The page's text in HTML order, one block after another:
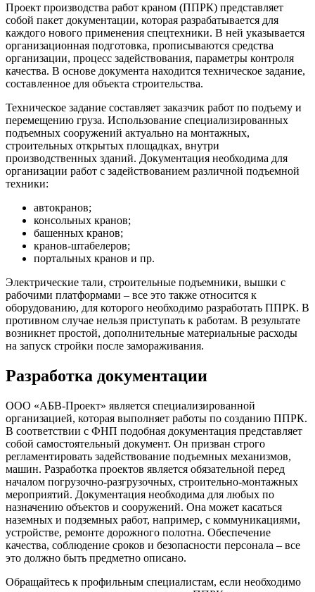
Проект производства работ краном (ППРК) представляет
собой пакет документации, которая разрабатывается для
каждого нового применения спецтехники. В ней указывается
организационная подготовка, прописываются средства
организации, процесс задействования, параметры контроля
качества. В основе документа находится техническое задание,
составленное для объекта строительства.
Техническое задание составляет заказчик работ по подъему и
перемещению груза. Использование специализированных
подъемных сооружений актуально на монтажных,
строительных открытых площадках, внутри
производственных зданий. Документация необходима для
организации работ с задействованием различной подъемной
техники:
автокранов;
консольных кранов;
башенных кранов;
кранов-штабелеров;
портальных кранов и пр.
Электрические тали, строительные подъемники, вышки с
рабочими платформами – все это также относится к
оборудованию, для которого необходимо разработать ППРК. В
противном случае нельзя приступать к работам. В результате
возникнет простой, дополнительные материальные расходы
на запуск стройки после замораживания.
Разработка документации
ООО «АБВ-Проект» является специализированной
организацией, которая выполняет работы по созданию ППРК.
В соответствии с ФНП подобная документация представляет
собой самостоятельный документ. Он призван строго
регламентировать задействование подъемных механизмов,
машин. Разработка проектов является обязательной перед
началом погрузочно-разгрузочных, строительно-монтажных
мероприятий. Документация необходима для любых по
назначению объектов и сооружений. Она может касаться
наземных и подземных работ, например, с коммуникациями,
устройстве, ремонте дорожного полотна. Обеспечение
качества, соблюдение сроков и безопасности персонала – все
это должно быть предметно описано.
Обращайтесь к профильным специалистам, если необходимо